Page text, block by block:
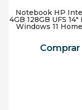
Notebook HP
4GB 128GB UFS
Windows 11
Comprar